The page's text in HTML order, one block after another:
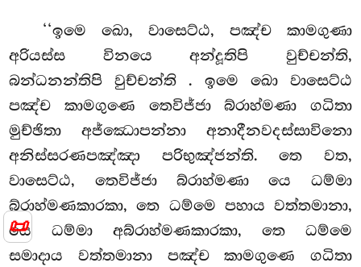
📜
‘‘ඉමෙ ඛො, වාසෙට්ඨ, පඤ්ච කාමගුණා
අරියස්ස විනයෙ අන්දූතිපි වුච්චන්ති,
බන්ධනන්තිපි වුච්චන්ති. ඉමෙ ඛො වාසෙට්ඨ
පඤ්ච කාමගුණෙ තෙවිජ්ජා බ්රාහ්මණා ගධිතා
මුච්ඡිතා අජ්ඣොපන්නා අනාදීනවදස්සාවිනො
අනිස්සරණපඤ්ඤා පරිභුඤ්ජන්ති. තෙ වත,
වාසෙට්ඨ, තෙවිජ්ජා බ්රාහ්මණා යෙ ධම්මා
බ්රාහ්මණකාරකා, තෙ ධම්මෙ පහාය වත්තමානා,
යෙ ධම්මා අබ්රාහ්මණකාරකා, තෙ ධම්මෙ
සමාදාය වත්තමානා පඤ්ච කාමගුණෙ ගධිතා